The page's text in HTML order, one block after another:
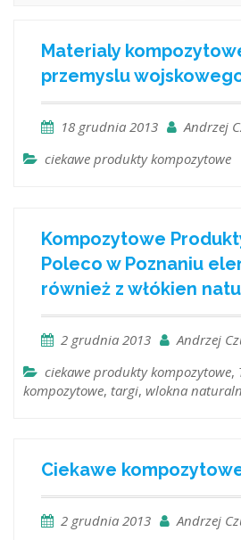
Materialy
przemyslu
18 grudnia 2013
Andrzej
ciekawe produkty kompozytowe
Kompozytowe
Poleco w Poznaniu
również z włókien
2 grudnia 2013
Andrzej
ciekawe produkty kompozytowe,
kompozytowe, targi, wlokna
Ciekawe
2 grudnia 2013
Andrzej